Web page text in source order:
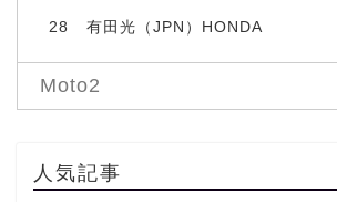
28 有田光（JPN）HONDA
Moto2
人気記事